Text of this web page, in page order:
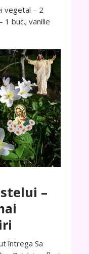
vegetal – 2
1 buc.; vanilie
–
întrega Sa